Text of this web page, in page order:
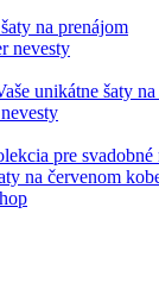
na prenájom
nevesty
unikátne šaty na
pre svadobné
na červenom